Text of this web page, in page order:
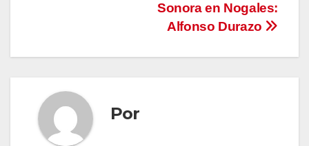
Sonora en Nogales:
Alfonso Durazo
Por